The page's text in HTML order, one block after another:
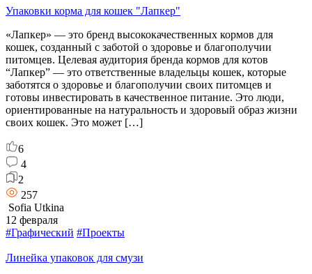
Упаковки корма для кошек "Лапкер"
«Лапкер» — это бренд высококачественных кормов для
кошек, созданный с заботой о здоровье и благополучии
питомцев. Целевая аудитория бренда кормов для котов
“Лапкер” — это ответственные владельцы кошек, которые
заботятся о здоровье и благополучии своих питомцев и
готовы инвестировать в качественное питание. Это люди,
ориентированные на натуральность и здоровый образ жизни
своих кошек. Это может […]
6
4
2
257
Sofia Utkina
12 февраля
#Графический #Проекты
Линейка упаковок для смузи